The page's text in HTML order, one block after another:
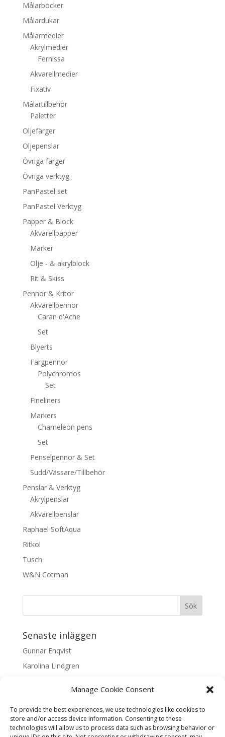
Manage Cookie Consent
To provide the best experiences, we use technologies like cookies to
store and/or access device information. Consenting to these
technologies will allow us to process data such as browsing behavior or
Målarböcker
Målardukar
Målarmedier
Akrylmedier
Fernissa
Akvarellmedier
Fixativ
Målartillbehör
Paletter
Oljefärger
Oljepenslar
Övriga färger
Övriga verktyg
PanPastel set
PanPastel Verktyg
Papper & Block
Akvarellpapper
Marker
Olje - & akrylblock
Rit & Skiss
Pennor & Kritor
Akvarellpennor
Caran d'Ache
Set
Blyerts
Färgpennor
Polychromos
Set
Fineliners
Markers
Chameleon pens
Set
Penselpennor & Set
Sudd/Vässare/Tillbehör
Penslar & Verktyg
Akrylpenslar
Akvarellpenslar
Raphael SoftAqua
Ritkol
Tusch
W&N Cotman
Senaste inläggen
Gunnar Enqvist
Karolina Lindgren
Samaneh Shabani Åhrling